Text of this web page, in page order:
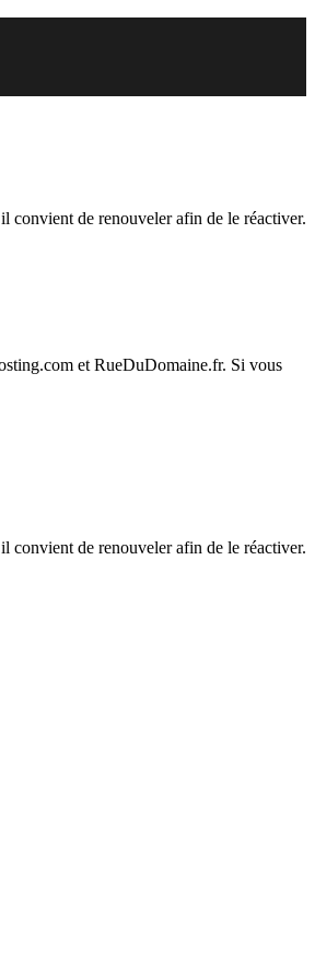
convient de renouveler afin de le réactiver.
et RueDuDomaine.fr. Si vous
convient de renouveler afin de le réactiver.